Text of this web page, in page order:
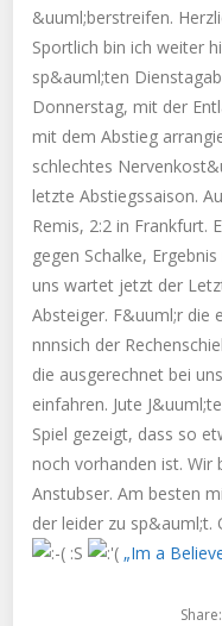
&uuml;berstreifen.
Sportlich bin ich weiter
sp&auml;ten
Donnerstag, mit der
mit dem Abstieg
schlechtes
letzte Abstiegssaison.
Remis, 2:2 in Frankfurt.
gegen Schalke,
uns wartet jetzt der
Absteiger. F&uuml;r die
nnnsich der
die ausgerechnet bei
einfahren. Jute
Spiel gezeigt, dass so
noch vorhanden ist. Wir
Anstubser. Am besten
der leider zu sp&auml;t.
:S
„Im a
Share: